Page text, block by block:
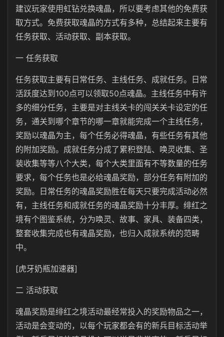
建议玩家使用虹钻兑换魂晶，所以要考虑其他的免费获
取方式。免费获取魂晶的方式有多种，总结起来主要有
任务获取、活动获取、副本获取。
一 任务获取
任务获取主要有日常任务、主线任务、成就任务。日常
活跃度达到100点可以领取50点魂晶。主线任务中有许
多的细分任务，主要是对主线关卡的闯关关卡设定的任
务，通关到哪个章节的哪一章就能完成一个主线任务，
奖励以魂晶为主，每个任务必得魂晶，有些任务有其他
的附加奖励。成就任务分成了累积登陆、唤灵收集、圣
装收集等等八个大类，每个大类里面有不等数量的任务
要求，每个任务也是必给魂晶奖励，部分任务有附加的
奖励。日常任务的魂晶奖励胜在每天只要完成活动必然
有，主线任务和成就任务的魂晶奖励十分丰厚。绯红之
境有个图鉴系统，分为唤灵、故事、家具、装备四类，
整套收集完成也有魂晶奖励，也归入成就系统的范畴
中。
[虎牙奶瓶加速器]
二 活动获取
魂晶奖励是绯红之境活动最经常投入的奖励物品之一，
活动是会变动的，以每个玩家都会有的新兵目标活动举